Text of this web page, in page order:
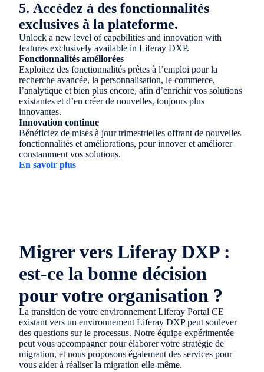
5. Accédez à des fonctionnalités
exclusives à la plateforme.
Unlock a new level of capabilities and innovation with
features exclusively available in Liferay DXP.
Fonctionnalités améliorées
Exploitez des fonctionnalités prêtes à l’emploi pour la
recherche avancée, la personnalisation, le commerce,
l’analytique et bien plus encore, afin d’enrichir vos solutions
existantes et d’en créer de nouvelles, toujours plus
innovantes.
Innovation continue
Bénéficiez de mises à jour trimestrielles offrant de nouvelles
fonctionnalités et améliorations, pour innover et améliorer
constamment vos solutions.
En savoir plus
Migrer vers Liferay DXP :
est-ce la bonne décision
pour votre organisation ?
La transition de votre environnement Liferay Portal CE
existant vers un environnement Liferay DXP peut soulever
des questions sur le processus. Notre équipe expérimentée
peut vous accompagner pour élaborer votre stratégie de
migration, et nous proposons également des services pour
vous aider à réaliser la migration elle-même.